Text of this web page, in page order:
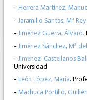
- Herrera Martínez,
- Jaramillo Santos, Mª
- Jiménez Guerra, Álvaro.
- Jiménez Sánchez, Mª
- Jiménez-Castellanos
Universidad
- León López, María.
- Machuca Portillo,